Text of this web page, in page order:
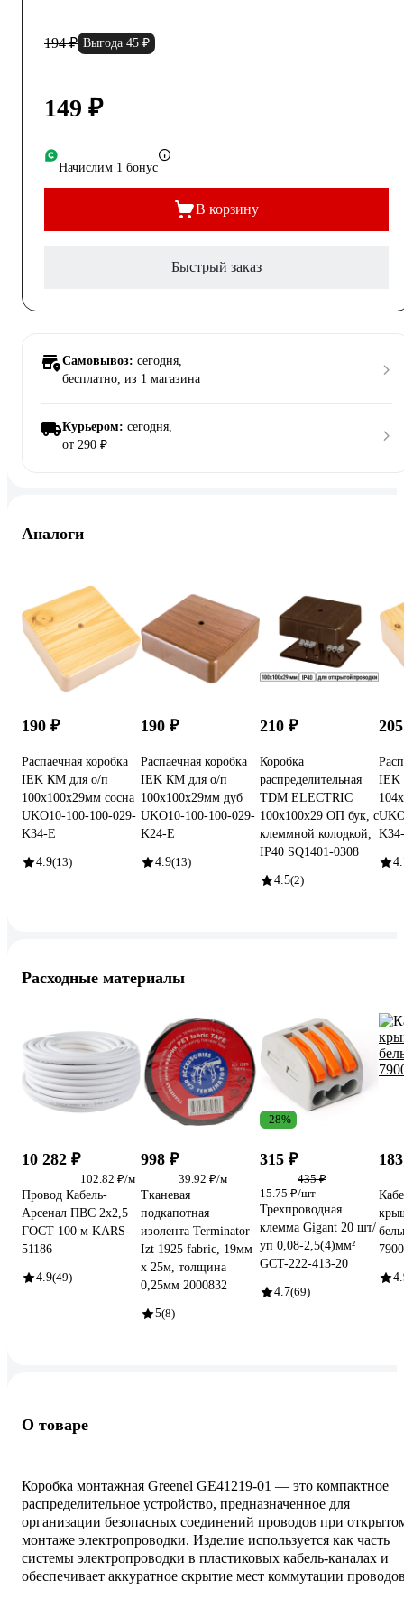
194 ₽ Выгода 45 ₽
149 ₽
Начислим 1 бонус
В корзину
Быстрый заказ
Самовывоз: сегодня,
бесплатно, из 1 магазина
Курьером: сегодня,
от 290 ₽
Аналоги
190 ₽
Распаечная коробка
IEK КМ для о/п
100x100x29мм сосна
UKO10-100-100-029-
K34-E
4.9(13)
190 ₽
Распаечная коробка
IEK КМ для о/п
100x100x29мм дуб
UKO10-100-100-029-
K24-E
4.9(13)
210 ₽
Коробка
распределительная
TDM ELECTRIC
100х100х29 ОП бук, с
клеммной колодкой,
IP40 SQ1401-0308
4.5(2)
IEK
Расходные материалы
10 282 ₽
102.82 ₽/м
Провод Кабель-
Арсенал ПВС 2х2,5
ГОСТ 100 м KARS-
51186
4.9(49)
998 ₽
39.92 ₽/м
Тканевая
подкапотная
изолента Terminator
Izt 1925 fabric, 19мм
х 25м, толщина
0,25мм 2000832
5(8)
-28%
315 ₽
435 ₽
15.75 ₽/шт
Трехпроводная
клемма Gigant 20 шт/
уп 0,08-2,5(4)мм²
GCT-222-413-20
4.7(69)
О товаре
Коробка монтажная Greenel GE41219-01 — это компактное
распределительное устройство, предназначенное для
организации безопасных соединений проводов при
монтаже электропроводки. Изделие используется как часть
системы электропроводки в пластиковых кабель-каналах и
обеспечивает аккуратное скрытие мест коммутации